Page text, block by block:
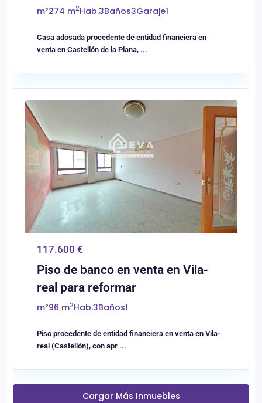
m²274 m2Hab.3Baños3Garaje1
Casa adosada procedente de entidad financiera en
venta en Castellón de la Plana, ...
0 Vilareal
117.600 €
Piso de banco en venta en Vila-
real para reformar
m²96 m2Hab.3Baños1
Piso procedente de entidad financiera en venta en Vila-
real (Castellón), con apr ...
Cargar Más Inmuebles